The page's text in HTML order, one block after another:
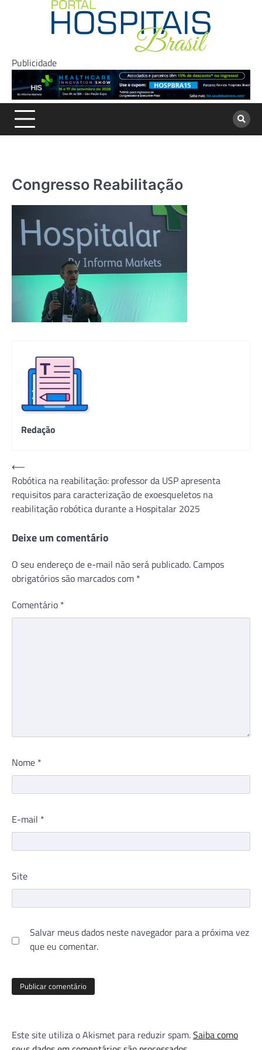
Publicidade
Congresso Reabilitação
Redação
Navegação
de
Post
⟵
Robótica na reabilitação: professor da USP apresenta
requisitos para caracterização de exoesqueletos na
reabilitação robótica durante a Hospitalar 2025
Deixe um comentário
O seu endereço de e-mail não será publicado. Campos
obrigatórios são marcados com *
Comentário *
Nome *
E-mail *
Site
Salvar meus dados neste navegador para a próxima vez
que eu comentar.
Este site utiliza o Akismet para reduzir spam.Saiba como